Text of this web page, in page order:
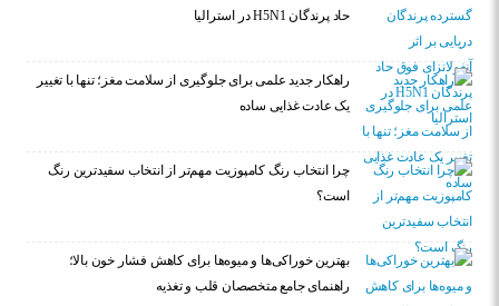
حاد پرندگان H5N1 در استرالیا
راهکار جدید علمی برای جلوگیری از سلامت مغز؛ تنها با تغییر
یک عادت غذایی ساده
چرا انتخاب رنگ کامپوزیت مهم‌تر از انتخاب سفیدترین رنگ
است؟
بهترین خوراکی‌ها و میوه‌ها برای کاهش فشار خون بالا؛
راهنمای جامع متخصصان قلب و تغذیه